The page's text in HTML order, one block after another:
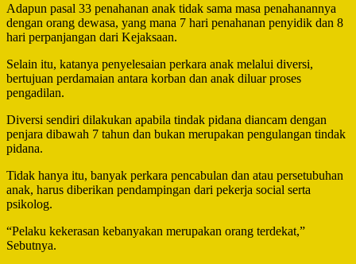
Adapun pasal 33 penahanan anak tidak sama masa penahanannya
dengan orang dewasa, yang mana 7 hari penahanan penyidik dan 8
hari perpanjangan dari Kejaksaan.
Selain itu, katanya penyelesaian perkara anak melalui diversi,
bertujuan perdamaian antara korban dan anak diluar proses
pengadilan.
Diversi sendiri dilakukan apabila tindak pidana diancam dengan
penjara dibawah 7 tahun dan bukan merupakan pengulangan tindak
pidana.
Tidak hanya itu, banyak perkara pencabulan dan atau persetubuhan
anak, harus diberikan pendampingan dari pekerja social serta
psikolog.
“Pelaku kekerasan kebanyakan merupakan orang terdekat,”
Sebutnya.